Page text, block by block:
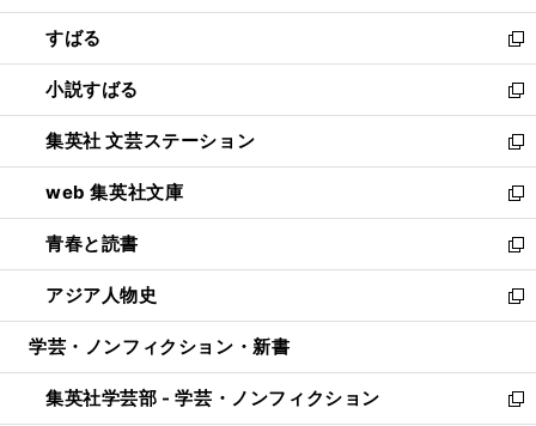
開
く
ウ
で
開
く
ン
ド
ウ
で
開
く
すばる
新
し
い
ウ
ィ
ン
ド
ウ
で
開
く
小説すばる
新
し
い
ウ
ィ
ン
ド
ウ
で
開
集英社 文芸ステーション
新
し
い
ウ
ィ
ン
ド
ウ
開
く
web 集英社文庫
新
し
い
ウ
ィ
ン
ウ
で
青春と読書
新
し
い
ウ
ン
ド
アジア人物史
新
し
ウ
ィ
学芸・ノンフィクション・新書
集英社学芸部 - 学芸・ノンフィクション
新